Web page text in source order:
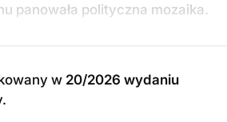
panowała polityczna mozaika.
w 20/2026 wydaniu
.